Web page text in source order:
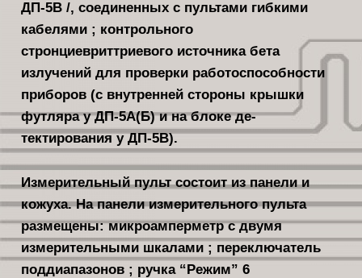
ДП-5В /, соединенных с пультами гибкими
кабелями ; контрольного
стронциевриттриевого источника бета
излучений для проверки работоспособности
при­боров (с внутренней стороны крышки
футляра у ДП-5А(Б) и на блоке де­
тектирования у ДП-5В).
Измерительный пульт состоит из панели и
кожуха. На панели измери­тельного пульта
размещены: микроам­перметр с двумя
измерительными шка­лами ; переключатель
поддиапазонов ; ручка “Режим” 6